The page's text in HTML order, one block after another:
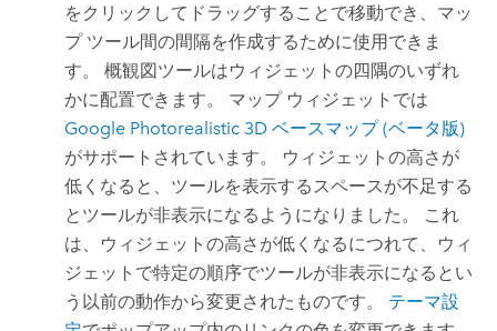
をクリックしてドラッグすることで移動でき、マッ
プ ツール間の間隔を作成するために使用できま
す。 概観図ツールはウィジェットの四隅のいずれ
かに配置できます。 マップ ウィジェットでは
Google Photorealistic 3D ベースマップ (ベータ版)
がサポートされています。 ウィジェットの高さが
低くなると、ツールを表示するスペースが不足する
とツールが非表示になるようになりました。 これ
は、ウィジェットの高さが低くなるにつれて、ウィ
ジェットで特定の順序でツールが非表示になるとい
う以前の動作から変更されたものです。 テーマ設